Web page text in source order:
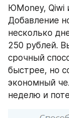
ЮMoney, Qiwi
Добавление
несколько
250 рублей.
срочный
быстрее, но
экономный
неделю и